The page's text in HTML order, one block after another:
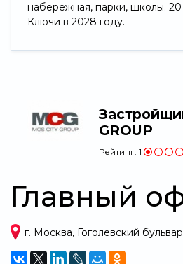
набережная, парки, школы.
Ключи в 2028 году.
GROUP
Рейтинг: 1
Главный
г. Москва, Гоголевский